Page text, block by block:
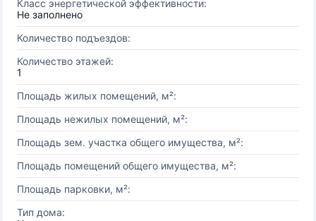
Класс энергетической эффективности:
Не заполнено
Количество подъездов:
Количество этажей:
1
Площадь жилых помещений, м²:
Площадь нежилых помещений, м²:
Площадь зем. участка общего имущества, м²:
Площадь помещений общего имущества, м²:
Площадь парковки, м²:
Тип дома: